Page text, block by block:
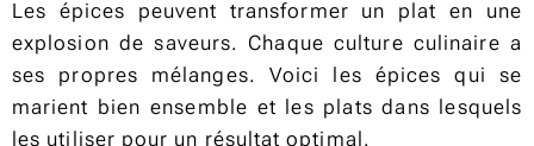
Les épices peuvent transformer un plat en une
explosion de saveurs. Chaque culture culinaire a
ses propres mélanges. Voici les épices qui se
marient bien ensemble et les plats dans lesquels
les utiliser pour un résultat optimal.